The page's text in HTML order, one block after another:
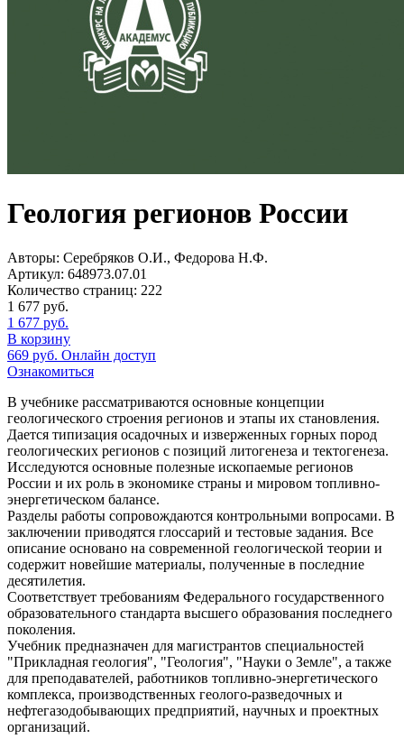
Геология регионов России
Авторы: Серебряков О.И., Федорова Н.Ф.
Артикул: 648973.07.01
Количество страниц: 222
1 677 руб.
1 677 руб.
В корзину
669 руб. Онлайн доступ
Ознакомиться
В учебнике рассматриваются основные концепции
геологического строения регионов и этапы их становления.
Дается типизация осадочных и изверженных горных пород
геологических регионов с позиций литогенеза и тектогенеза.
Исследуются основные полезные ископаемые регионов
России и их роль в экономике страны и мировом топливно-
энергетическом балансе.
Разделы работы сопровождаются контрольными вопросами. В
заключении приводятся глоссарий и тестовые задания. Все
описание основано на современной геологической теории и
содержит новейшие материалы, полученные в последние
десятилетия.
Соответствует требованиям Федерального государственного
образовательного стандарта высшего образования последнего
поколения.
Учебник предназначен для магистрантов специальностей
"Прикладная геология", "Геология", "Науки о Земле", а также
для преподавателей, работников топливно-энергетического
комплекса, производственных геолого-разведочных и
нефтегазодобывающих предприятий, научных и проектных
организаций.